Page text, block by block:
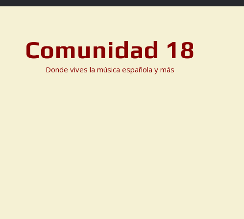
Comunidad 18
Donde vives la música española y más